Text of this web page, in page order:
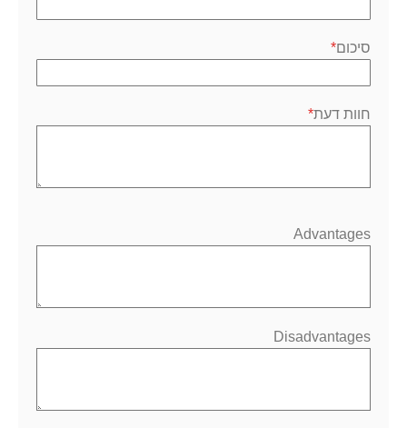
סיכום
חוות דעת
Advantages
Disadvantages